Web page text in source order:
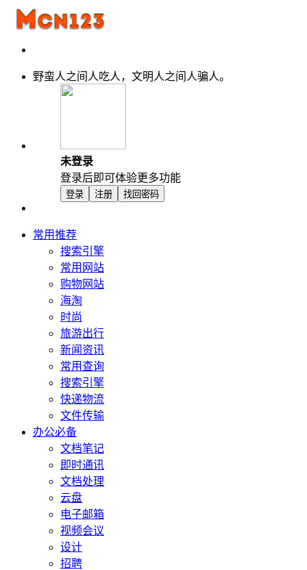
野蛮人之间人吃人，文明人之间人骗人。
未登录
登录后即可体验更多功能
登录 注册 找回密码
常用推荐
搜索引擎
常用网站
购物网站
海淘
时尚
旅游出行
新闻资讯
常用查询
搜索引擎
快递物流
文件传输
办公必备
文档笔记
即时通讯
文档处理
云盘
电子邮箱
视频会议
设计
招聘